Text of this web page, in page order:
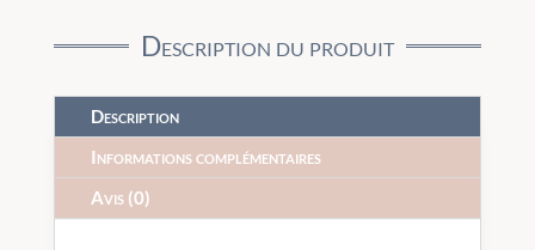
Description du produit
Description
Informations complémentaires
Avis (0)